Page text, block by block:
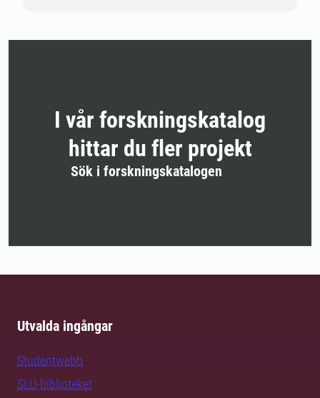
I vår forskningskatalog
hittar du fler projekt
Sök i forskningskatalogen
Utvalda ingångar
Studentwebb
SLU-biblioteket